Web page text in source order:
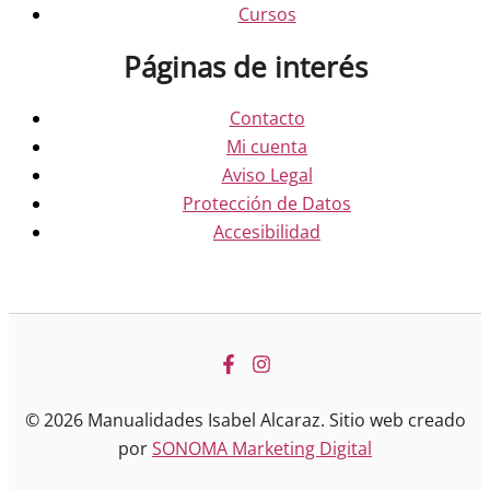
Cursos
Páginas de interés
Contacto
Mi cuenta
Aviso Legal
Protección de Datos
Accesibilidad
© 2026 Manualidades Isabel Alcaraz. Sitio web creado
porSONOMA Marketing Digital